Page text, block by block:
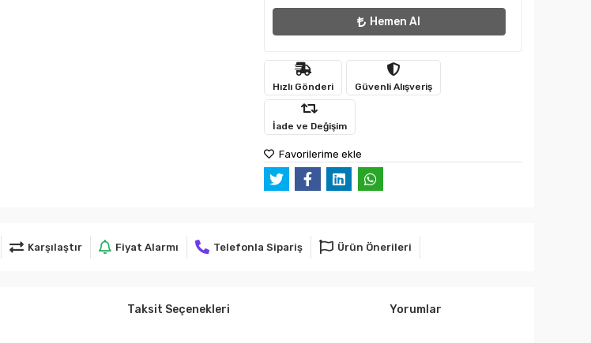
Hemen Al
Hızlı Gönderi Güvenli Alışveriş
İade ve Değişim
Favorilerime ekle
Karşılaştır Fiyat Alarmı Telefonla Sipariş Ürün Önerileri
Taksit Seçenekleri Yorumlar